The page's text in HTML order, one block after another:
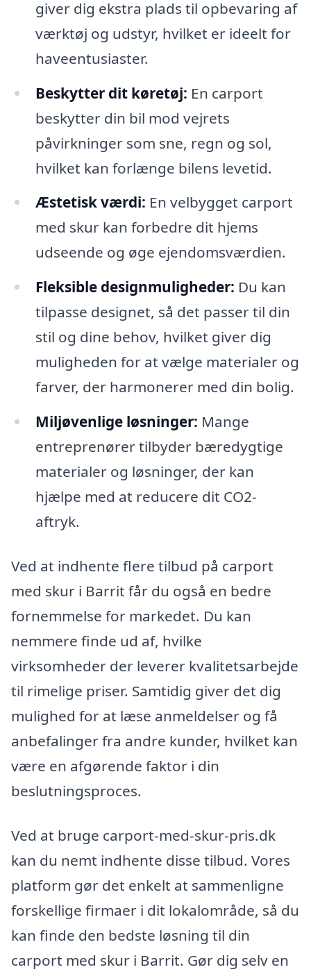
giver dig ekstra plads til opbevaring af
værktøj og udstyr, hvilket er ideelt for
haveentusiaster.
Beskytter dit køretøj: En carport
beskytter din bil mod vejrets
påvirkninger som sne, regn og sol,
hvilket kan forlænge bilens levetid.
Æstetisk værdi: En velbygget carport
med skur kan forbedre dit hjems
udseende og øge ejendomsværdien.
Fleksible designmuligheder: Du kan
tilpasse designet, så det passer til din
stil og dine behov, hvilket giver dig
muligheden for at vælge materialer og
farver, der harmonerer med din bolig.
Miljøvenlige løsninger: Mange
entreprenører tilbyder bæredygtige
materialer og løsninger, der kan
hjælpe med at reducere dit CO2-
aftryk.
Ved at indhente flere tilbud på carport
med skur i Barrit får du også en bedre
fornemmelse for markedet. Du kan
nemmere finde ud af, hvilke
virksomheder der leverer kvalitetsarbejde
til rimelige priser. Samtidig giver det dig
mulighed for at læse anmeldelser og få
anbefalinger fra andre kunder, hvilket kan
være en afgørende faktor i din
beslutningsproces.
Ved at bruge carport-med-skur-pris.dk
kan du nemt indhente disse tilbud. Vores
platform gør det enkelt at sammenligne
forskellige firmaer i dit lokalområde, så du
kan finde den bedste løsning til din
carport med skur i Barrit. Gør dig selv en